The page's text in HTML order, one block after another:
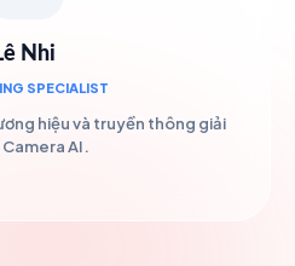
Nhi
SPECIALIST
hiệu và truyền thông giải
AI.